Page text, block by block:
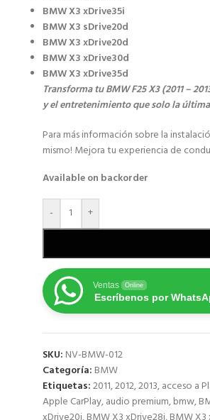
BMW X3 xDrive35i
BMW X3 sDrive20d
BMW X3 xDrive20d
BMW X3 xDrive30d
BMW X3 xDrive35d
Transforma tu BMW F25 X3 (2011 –
y el entretenimiento que solo la
Para más información sobre la
mismo! Mejora tu experiencia de
Available on backorder
- +
Ventas Online
Escríbenos por
SKU: NV-BMW-012
Categoría: BMW
Etiquetas:2011,2012,2013,acceso a
Apple CarPlay,audio premium,bmw,